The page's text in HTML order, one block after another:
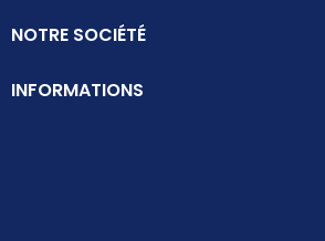
NOTRE SOCIÉTÉ
INFORMATIONS